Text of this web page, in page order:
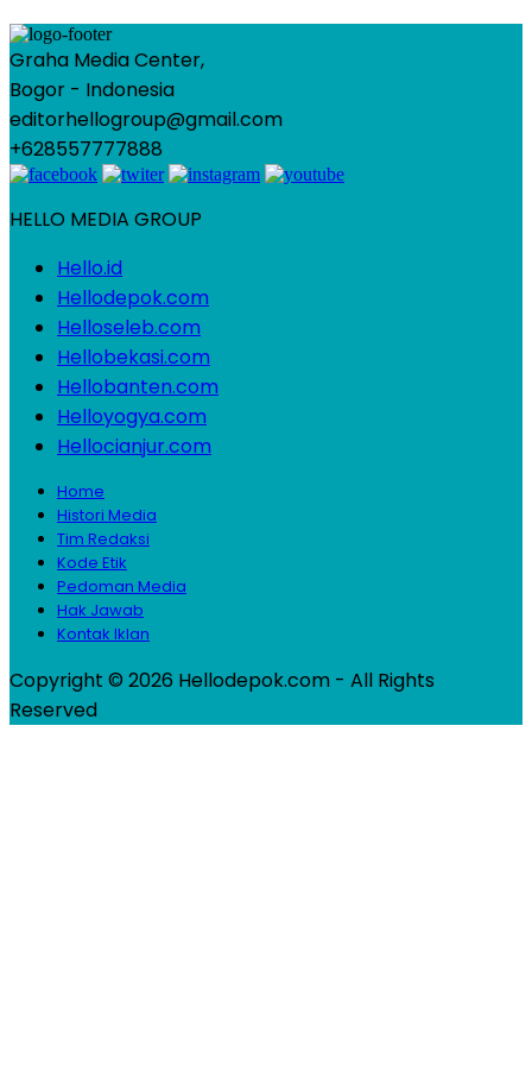
Graha Media Center,
Bogor - Indonesia
editorhellogroup@gmail.com
+628557777888
HELLO MEDIA GROUP
Hello.id
Hellodepok.com
Helloseleb.com
Hellobekasi.com
Hellobanten.com
Helloyogya.com
Hellocianjur.com
Home
Histori Media
Tim Redaksi
Kode Etik
Pedoman Media
Hak Jawab
Kontak Iklan
Copyright © 2026 Hellodepok.com - All Rights
Reserved